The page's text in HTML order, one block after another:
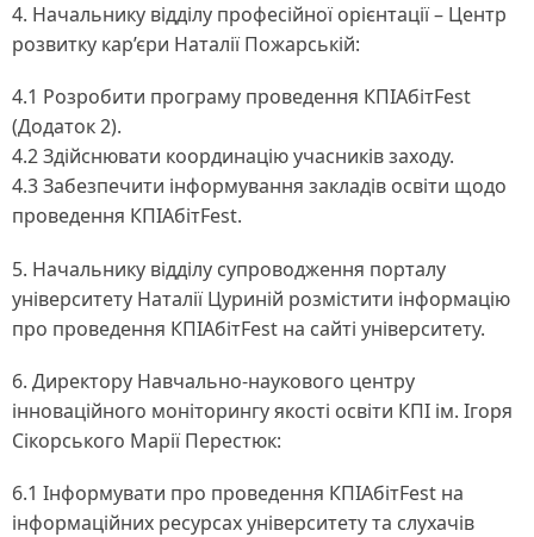
4. Начальнику відділу професійної орієнтації – Центр
розвитку кар’єри Наталії Пожарській:
4.1 Розробити програму проведення КПІАбітFest
(Додаток 2).
4.2 Здійснювати координацію учасників заходу.
4.3 Забезпечити інформування закладів освіти щодо
проведення КПІАбітFest.
5. Начальнику відділу супроводження порталу
університету Наталії Цуриній розмістити інформацію
про проведення КПІАбітFest на сайті університету.
6. Директору Навчально-наукового центру
інноваційного моніторингу якості освіти КПІ ім. Ігоря
Сікорського Марії Перестюк:
6.1 Інформувати про проведення КПІАбітFest на
інформаційних ресурсах університету та слухачів